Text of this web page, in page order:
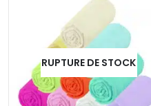
RUPTURE DE STOCK